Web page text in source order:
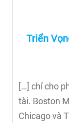
Triển
[…] chỉ cho
tài. Boston
Chicago và